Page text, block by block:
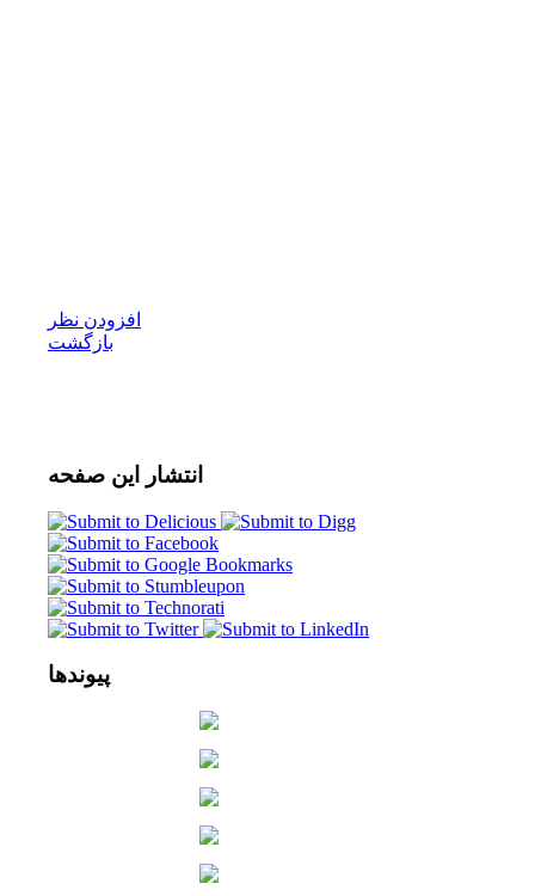
افزودن نظر
بازگشت
انتشار این صفحه
پیوندها